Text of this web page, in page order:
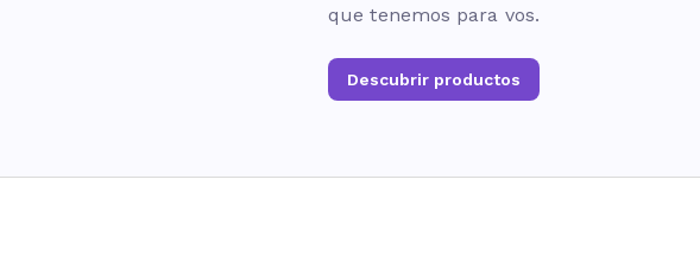
que tenemos para vos.
Descubrir productos